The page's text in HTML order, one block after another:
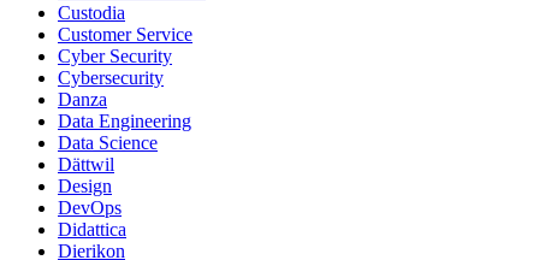
Custodia
Customer Service
Cyber Security
Cybersecurity
Danza
Data Engineering
Data Science
Dättwil
Design
DevOps
Didattica
Dierikon